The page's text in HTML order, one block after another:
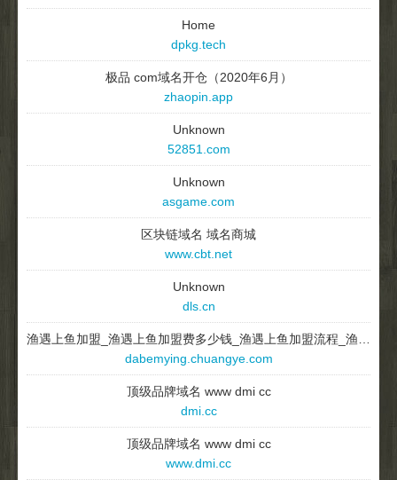
Home
dpkg.tech
极品 com域名开仓（2020年6月）
zhaopin.app
Unknown
52851.com
Unknown
asgame.com
区块链域名 域名商城
www.cbt.net
Unknown
dls.cn
dabemying.chuangye.com
顶级品牌域名 www dmi cc
dmi.cc
顶级品牌域名 www dmi cc
www.dmi.cc